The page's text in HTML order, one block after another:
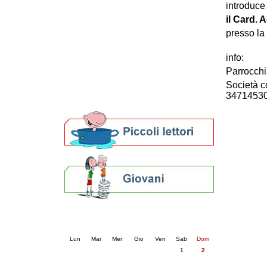
introduce
il Card.
presso la
info:
Società
Lun Mar Mer Gio Ven Sab
Dom
1
2